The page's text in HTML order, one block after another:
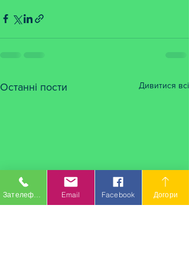
Останні пости Дивитися всі
Email Facebook Догори